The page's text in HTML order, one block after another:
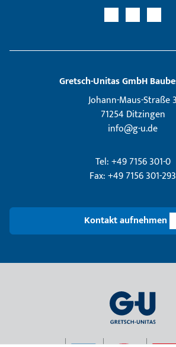
Gretsch­-Unitas GmbH
Johann-Maus-Straße 3
71254 Ditzingen
info@g-u.de
Tel: +49 7156 301-0
Fax: +49 7156 301-293
Kontakt aufnehmen